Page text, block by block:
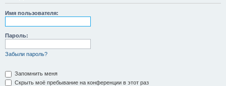
Имя пользователя:
Пароль:
Забыли пароль?
Запомнить меня
Скрыть моё пребывание на конференции в этот раз